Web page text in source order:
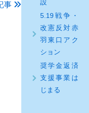
事
設
5.19戦争・
改憲反対赤
羽東口アク
ション
奨学金返済
支援事業は
じまる